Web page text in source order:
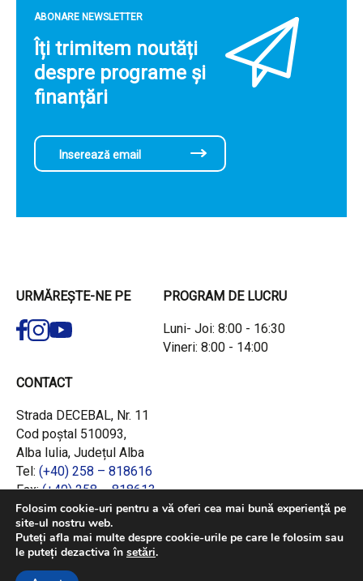
ABONARE NEWSLETTER
Îți trimitem noutăți
despre programe și
finanțări
URMĂREȘTE-NE PE PROGRAM DE LUCRU
Luni- Joi: 8:00 - 16:30
Vineri: 8:00 - 14:00
CONTACT
Strada DECEBAL, Nr. 11
Cod poștal 510093,
Alba Iulia, Județul Alba
Tel: (+40) 258 – 818616
Fax:(+40) 258 – 818613
Email:office@adrcentru.ro
LINK-URI RAPIDE
Folosim cookie-uri pentru a vă oferi cea mai bună experiență pe
site-ul nostru web.
Puteți afla mai multe despre cookie-urile pe care le folosim sau
le puteți dezactiva în setări.